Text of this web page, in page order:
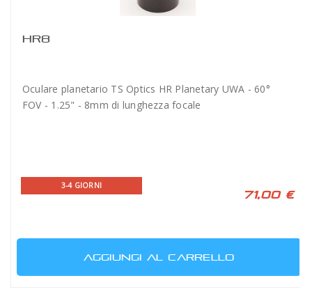
HR8
Oculare planetario TS Optics HR Planetary UWA - 60°
FOV - 1.25" - 8mm di lunghezza focale
3-4 GIORNI
71,00 €
AGGIUNGI AL CARRELLO